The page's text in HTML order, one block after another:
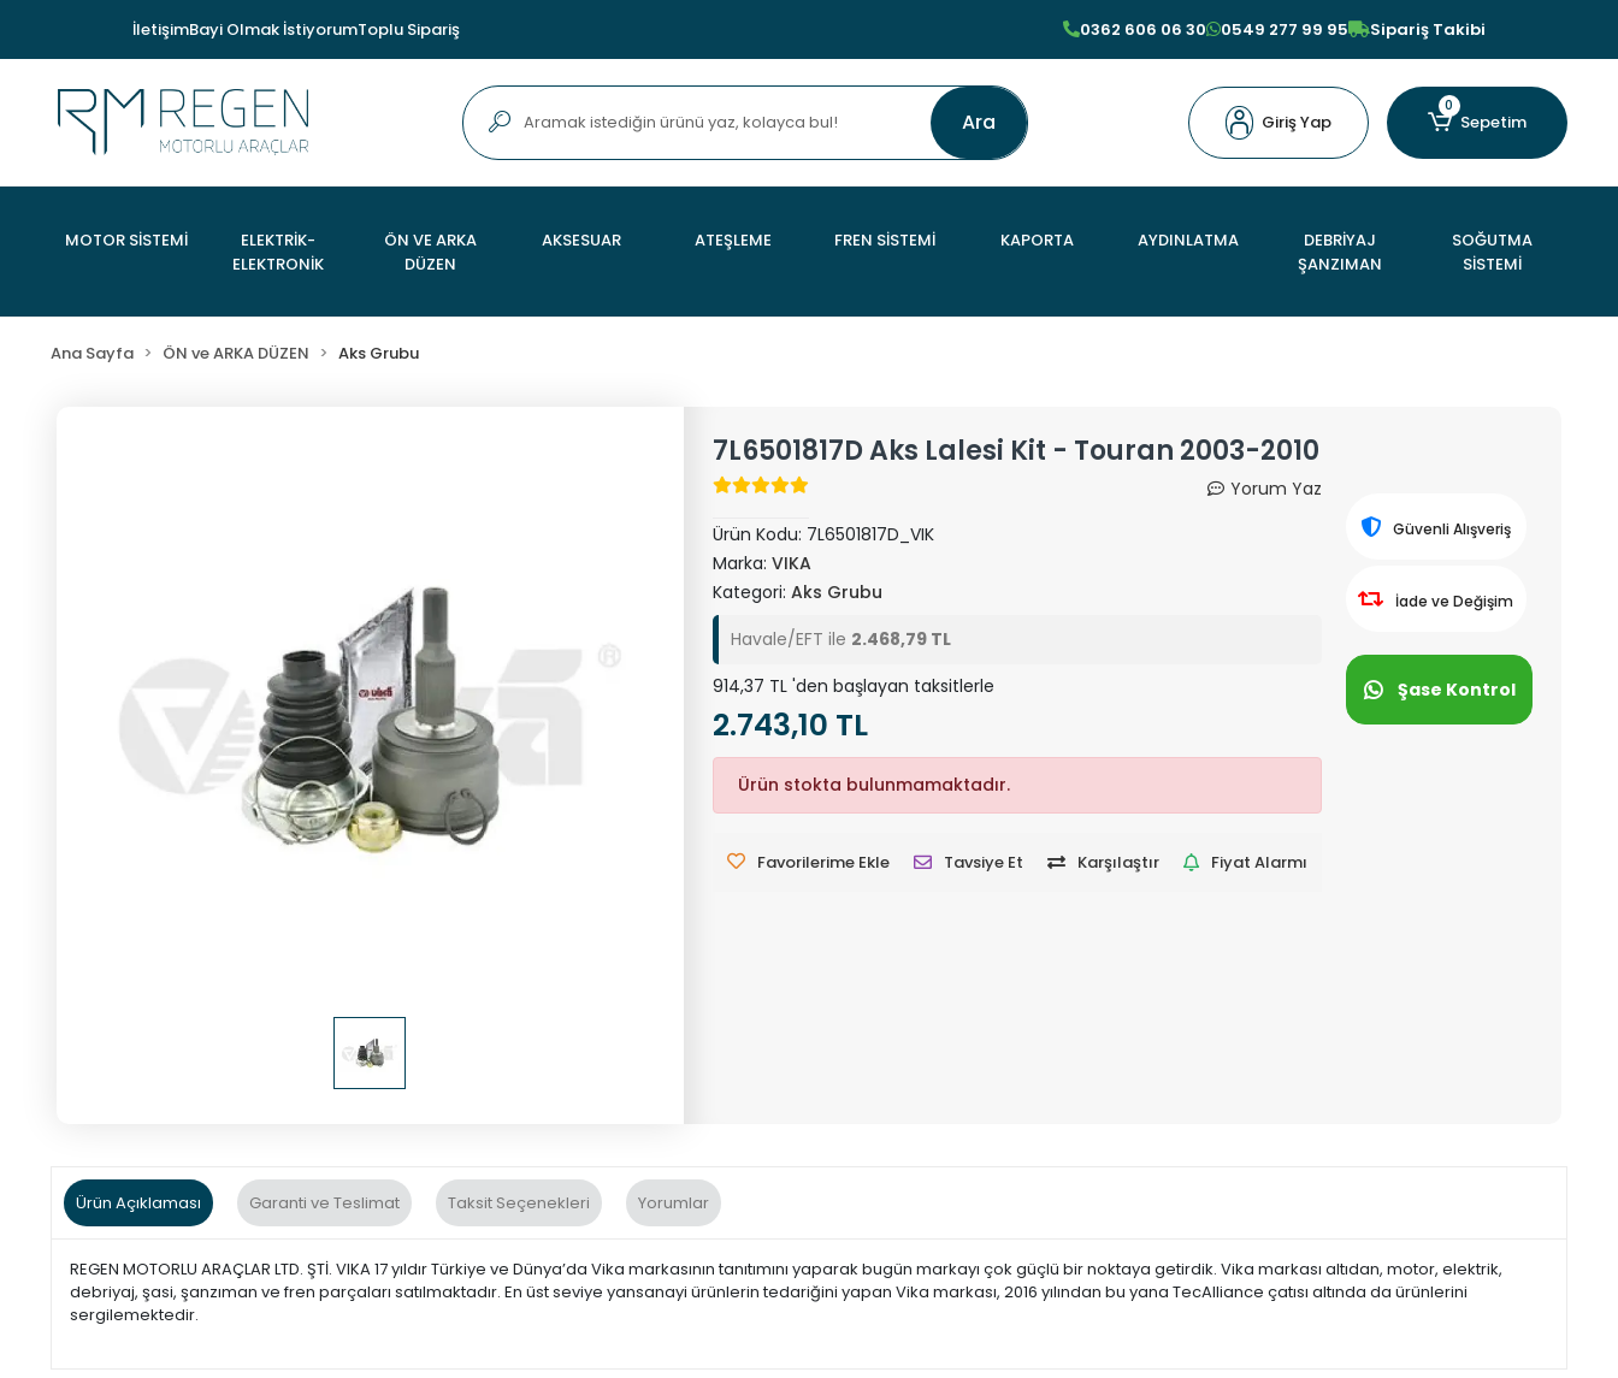
İletişimBayi Olmak İstiyorumToplu Sipariş 0362 606 06 30 0549 277 99 95 Sipariş Takibi
Ara Giriş Yap
0
Sepetim
MOTOR SİSTEMİ
ELEKTRİK-
ELEKTRONİK
ÖN VE ARKA
DÜZEN
AKSESUAR ATEŞLEME FREN SİSTEMİ KAPORTA AYDINLATMA
DEBRİYAJ
ŞANZIMAN
SOĞUTMA
SİSTEMİ
Ana Sayfa ÖN ve ARKA DÜZEN Aks Grubu
7L6501817D Aks Lalesi Kit - Touran 2003-2010
Yorum Yaz
Ürün Kodu: 7L6501817D_VIK
Marka: VIKA
Kategori: Aks Grubu
Havale/EFT ile 2.468,79 TL
914,37 TL 'den başlayan taksitlerle
2.743,10 TL
Ürün stokta bulunmamaktadır.
Favorilerime Ekle Tavsiye Et Karşılaştır Fiyat Alarmı
Güvenli Alışveriş
İade ve Değişim
Şase Kontrol
Ürün Açıklaması Garanti ve Teslimat Taksit Seçenekleri Yorumlar
REGEN MOTORLU ARAÇLAR LTD. ŞTİ. VIKA 17 yıldır Türkiye ve Dünya’da Vika markasının tanıtımını yaparak bugün markayı çok güçlü bir noktaya getirdik. Vika markası altıdan, motor, elektrik,
debriyaj, şasi, şanzıman ve fren parçaları satılmaktadır. En üst seviye yansanayi ürünlerin tedariğini yapan Vika markası, 2016 yılından bu yana TecAlliance çatısı altında da ürünlerini
sergilemektedir.